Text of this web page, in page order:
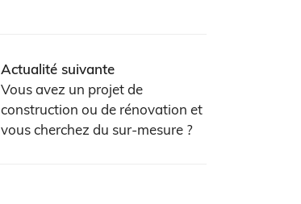
Actualité suivante
Vous avez un projet de
construction ou de rénovation et
vous cherchez du sur-mesure ?